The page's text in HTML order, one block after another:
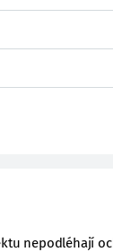
nepodléhají